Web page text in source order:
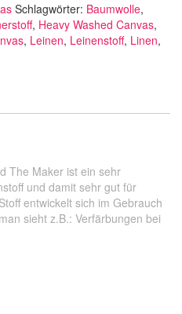
Schlagwörter: Baumwolle,
, Heavy Washed Canvas,
, Leinen, Leinenstoff, Linen,
The Maker ist ein sehr
und damit sehr gut für
entwickelt sich im Gebrauch
sieht z.B.: Verfärbungen bei